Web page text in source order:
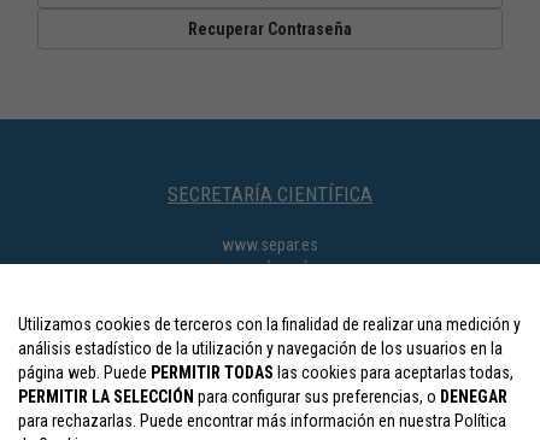
Recuperar Contraseña
SECRETARÍA CIENTÍFICA
www.separ.es
SECRETARÍA TÉCNICA
separ@viajeseci.es
CONTACTOS
Colaboraciones y expo.comercial:
separ.expo@viajeseci.es
Inscripciones: separ.inscripciones@viajeseci.es
Utilizamos cookies de terceros con la finalidad de realizar una medición y
análisis estadístico de la utilización y navegación de los usuarios en la
página web. Puede PERMITIR TODAS las cookies para aceptarlas todas,
PERMITIR LA SELECCIÓN para configurar sus preferencias, o DENEGAR
para rechazarlas. Puede encontrar más información en nuestra Política